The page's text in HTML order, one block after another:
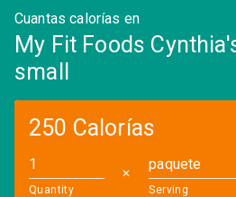
Cuantas calorías en
My Fit Foods
small
250 Calorías
Quantity
✕
paquete
Serving